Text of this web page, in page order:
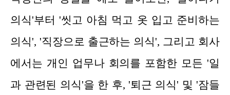
의식'부터 '씻고 아침 먹고 옷 입고 준비하는
의식', '직장으로 출근하는 의식', 그리고 회사
에서는 개인 업무나 회의를 포함한 모든 '일
과 관련된 의식'을 한 후, '퇴근 의식' 및 '잠들